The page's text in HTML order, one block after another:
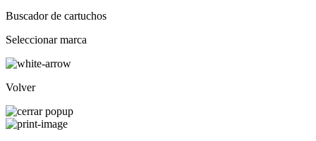
Buscador de cartuchos
Seleccionar marca
Volver